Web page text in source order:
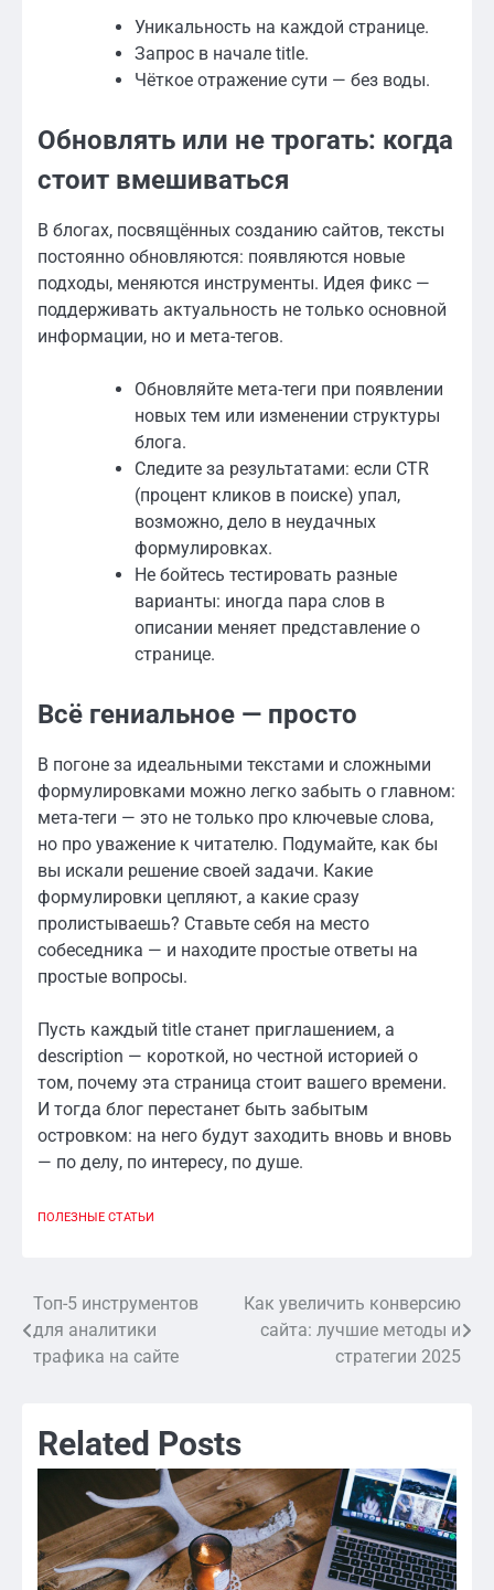
Уникальность на каждой странице.
Запрос в начале title.
Чёткое отражение сути — без воды.
Обновлять или не трогать: когда
стоит вмешиваться
В блогах, посвящённых созданию сайтов, тексты
постоянно обновляются: появляются новые
подходы, меняются инструменты. Идея фикс —
поддерживать актуальность не только основной
информации, но и мета-тегов.
Обновляйте мета-теги при появлении
новых тем или изменении структуры
блога.
Следите за результатами: если CTR
(процент кликов в поиске) упал,
возможно, дело в неудачных
формулировках.
Не бойтесь тестировать разные
варианты: иногда пара слов в
описании меняет представление о
странице.
Всё гениальное — просто
В погоне за идеальными текстами и сложными
формулировками можно легко забыть о главном:
мета-теги — это не только про ключевые слова,
но про уважение к читателю. Подумайте, как бы
вы искали решение своей задачи. Какие
формулировки цепляют, а какие сразу
пролистываешь? Ставьте себя на место
собеседника — и находите простые ответы на
простые вопросы.
Пусть каждый title станет приглашением, а
description — короткой, но честной историей о
том, почему эта страница стоит вашего времени.
И тогда блог перестанет быть забытым
островком: на него будут заходить вновь и вновь
— по делу, по интересу, по душе.
ПОЛЕЗНЫЕ СТАТЬИ
Навигация
по
Топ-5 инструментов
для аналитики
трафика на сайте
Как увеличить конверсию
сайта: лучшие методы и
стратегии 2025
Related Posts